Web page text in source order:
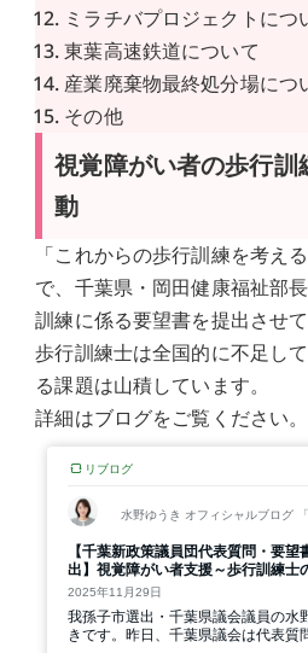
ミラチバプロジェクトにつ
東葉高速鉄道について
産業廃棄物最終処分場につ
その他
視覚障がい者の歩行
動
「これからの歩行訓練を考え
で、千葉県・岡田健康福祉部
訓練に係る要望書を提出させて
歩行訓練士は全国的に不足し
る課題は山積しています。
詳細はブログをご覧ください。